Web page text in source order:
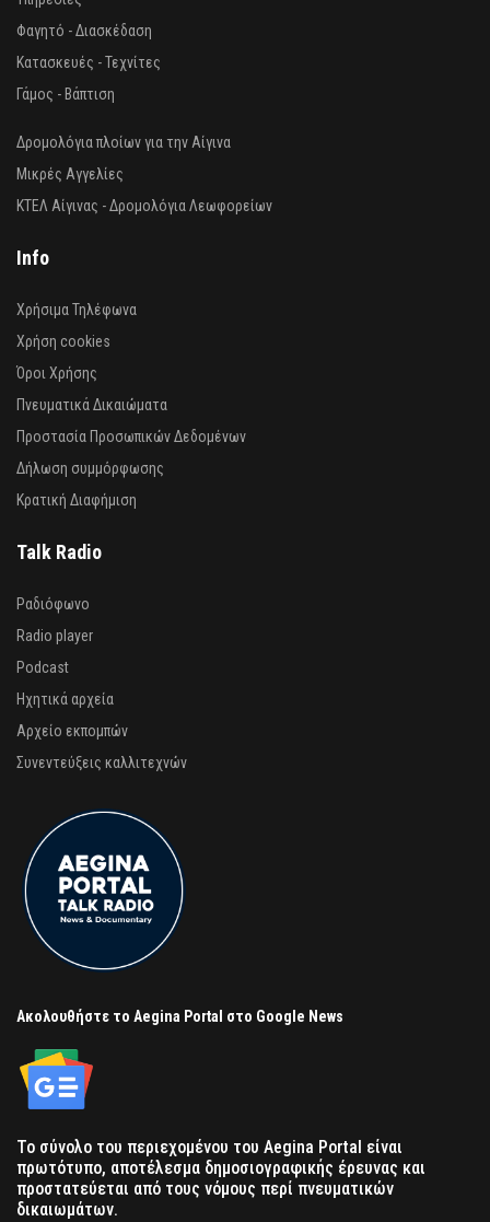
Φαγητό - Διασκέδαση
Κατασκευές - Τεχνίτες
Γάμος - Βάπτιση
Δρομολόγια πλοίων για την Αίγινα
Μικρές Αγγελίες
ΚΤΕΛ Αίγινας - Δρομολόγια Λεωφορείων
Info
Χρήσιμα Τηλέφωνα
Χρήση cookies
Όροι Χρήσης
Πνευματικά Δικαιώματα
Προστασία Προσωπικών Δεδομένων
Δήλωση συμμόρφωσης
Κρατική Διαφήμιση
Talk Radio
Ραδιόφωνο
Radio player
Podcast
Ηχητικά αρχεία
Αρχείο εκπομπών
Συνεντεύξεις καλλιτεχνών
Ακολουθήστε το Aegina Portal στο Google News
Το σύνολο του περιεχομένου του Aegina Portal είναι
πρωτότυπο, αποτέλεσμα δημοσιογραφικής έρευνας και
προστατεύεται από τους νόμους περί πνευματικών
δικαιωμάτων.